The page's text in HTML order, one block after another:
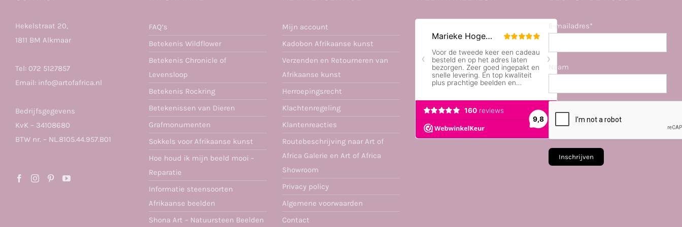
Hekelstraat 20,
1811 BM Alkmaar
Tel: 072 5127857
Email: info@artofafrica.nl
Bedrijfsgegevens
KvK – 34108680
BTW nr. – NL.8105.44.957.B01
FAQ’s
Betekenis Wildflower
Betekenis Chronicle of
Levensloop
Betekenis Rockring
Betekenissen van Dieren
Grafmonumenten
Sokkels voor Afrikaanse kunst
Hoe houd ik mijn beeld mooi –
Reparatie
Informatie steensoorten
Afrikaanse beelden
Shona Art – Natuursteen Beelden
Mijn account
Kadobon Afrikaanse kunst
Verzenden en Retourneren van
Afrikaanse kunst
Herroepingsrecht
Klachtenregeling
Klantenreacties
Routebeschrijving naar Art of
Africa Galerie en Art of Africa
Showroom
Privacy policy
Algemene voorwaarden
Contact
E-mailadres*
Naam